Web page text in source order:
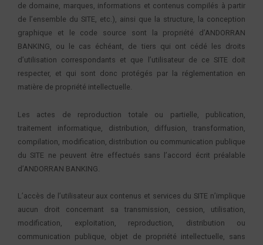
de domaine, marques, informations et contenus compilés à partir
de l’ensemble du SITE, etc.), ainsi que la structure, la conception
graphique et le code source sont la propriété d’ANDORRAN
BANKING, ou le cas échéant, de tiers qui ont cédé les droits
d’utilisation correspondants et que l’utilisateur de ce SITE doit
respecter, et qui sont donc protégés par la réglementation en
matière de propriété intellectuelle.
Les actes de reproduction totale ou partielle, publication,
traitement informatique, distribution, diffusion, transformation,
compilation, modification, distribution ou communication publique
du SITE ne peuvent être effectués sans l’accord écrit préalable
d’ANDORRAN BANKING.
L’accès de l’utilisateur aux contenus et services du SITE n’implique
aucun droit concernant sa transmission, cession, utilisation,
modification, exploitation, reproduction, distribution ou
communication publique, objet de propriété intellectuelle, sans